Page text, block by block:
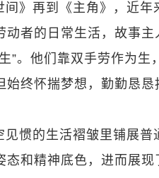
》再到《主角》，近
者的日常生活，故事
”。他们靠双手劳作为
终怀揣梦想，勤勤恳
惯的生活褶皱里铺展
和精神底色，进而展